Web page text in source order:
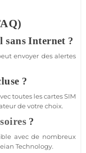
sans Internet ?
envoyer des alertes
?
toutes les cartes SIM
de votre choix.
?
avec de nombreux
Technology.